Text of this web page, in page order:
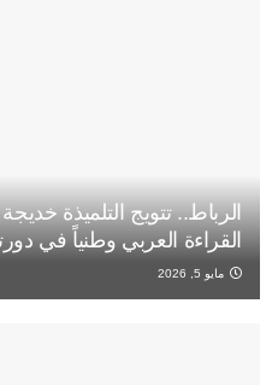
الرباط.. تتويج التلميذة
القراءة العربي وطنياً في
مايو 5, 2026